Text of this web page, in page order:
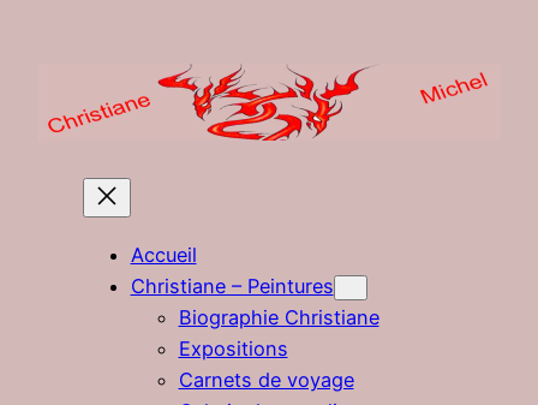
Accueil
Christiane – Peintures
Biographie Christiane
Expositions
Carnets de voyage